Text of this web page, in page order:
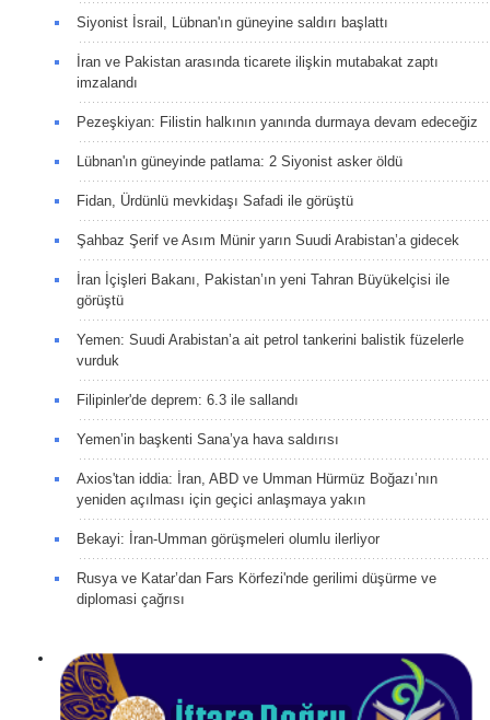
Siyonist İsrail, Lübnan'ın güneyine saldırı başlattı
İran ve Pakistan arasında ticarete ilişkin mutabakat zaptı
imzalandı
Pezeşkiyan: Filistin halkının yanında durmaya devam edeceğiz
Lübnan'ın güneyinde patlama: 2 Siyonist asker öldü
Fidan, Ürdünlü mevkidaşı Safadi ile görüştü
Şahbaz Şerif ve Asım Münir yarın Suudi Arabistan’a gidecek
İran İçişleri Bakanı, Pakistan’ın yeni Tahran Büyükelçisi ile
görüştü
Yemen: Suudi Arabistan’a ait petrol tankerini balistik füzelerle
vurduk
Filipinler'de deprem: 6.3 ile sallandı
Yemen’in başkenti Sana’ya hava saldırısı
Axios'tan iddia: İran, ABD ve Umman Hürmüz Boğazı’nın
yeniden açılması için geçici anlaşmaya yakın
Bekayi: İran-Umman görüşmeleri olumlu ilerliyor
Rusya ve Katar’dan Fars Körfezi'nde gerilimi düşürme ve
diplomasi çağrısı